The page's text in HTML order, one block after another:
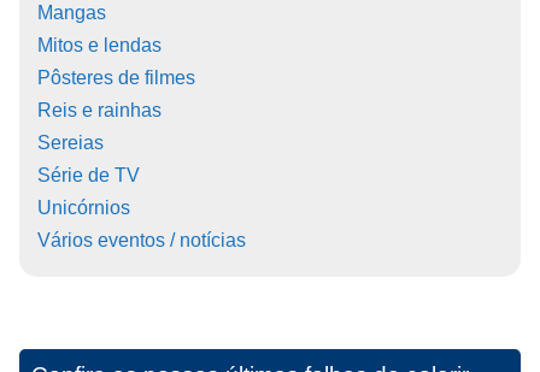
Mangas
Mitos e lendas
Pôsteres de filmes
Reis e rainhas
Sereias
Série de TV
Unicórnios
Vários eventos / notícias